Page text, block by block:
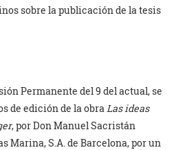
sobre la publicación de la tesis
Permanente del 9 del actual, se
de edición de la obra Las ideas
, por Don Manuel Sacristán
Marina, S.A. de Barcelona, por un